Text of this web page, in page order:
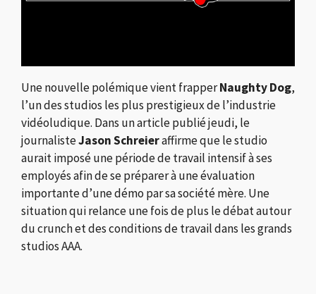
Une nouvelle polémique vient frapperNaughty Dog,
l’un des studios les plus prestigieux de l’industrie
vidéoludique. Dans un article publié jeudi, le
journalisteJason Schreieraffirme que le studio
aurait imposé une période de travail intensif à ses
employés afin de se préparer à une évaluation
importante d’une démo par sa société mère. Une
situation qui relance une fois de plus le débat autour
du crunch et des conditions de travail dans les grands
studios AAA.